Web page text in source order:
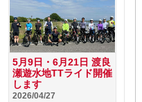
5月9日・6月21日 渡良
瀬遊水地TTライド開催
します
2026/04/27